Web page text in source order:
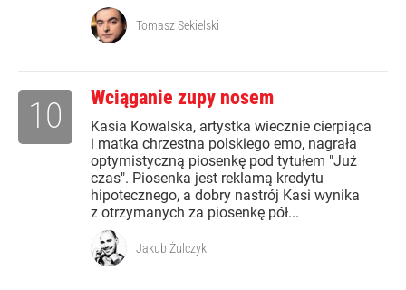
Tomasz Sekielski
Wciąganie zupy nosem
Kasia Kowalska, artystka wiecznie cierpiąca
i matka chrzestna polskiego emo, nagrała
optymistyczną piosenkę pod tytułem "Już
czas". Piosenka jest reklamą kredytu
hipotecznego, a dobry nastrój Kasi wynika
z otrzymanych za piosenkę pół...
10
Jakub Żulczyk